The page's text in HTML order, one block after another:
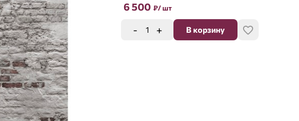
6 500 ₽/ шт
- + В корзину